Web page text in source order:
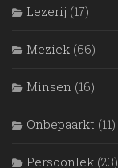
Lezerij (17)
Meziek (66)
Mìnsen (16)
Onbepaarkt (11)
Persoonlek (23)